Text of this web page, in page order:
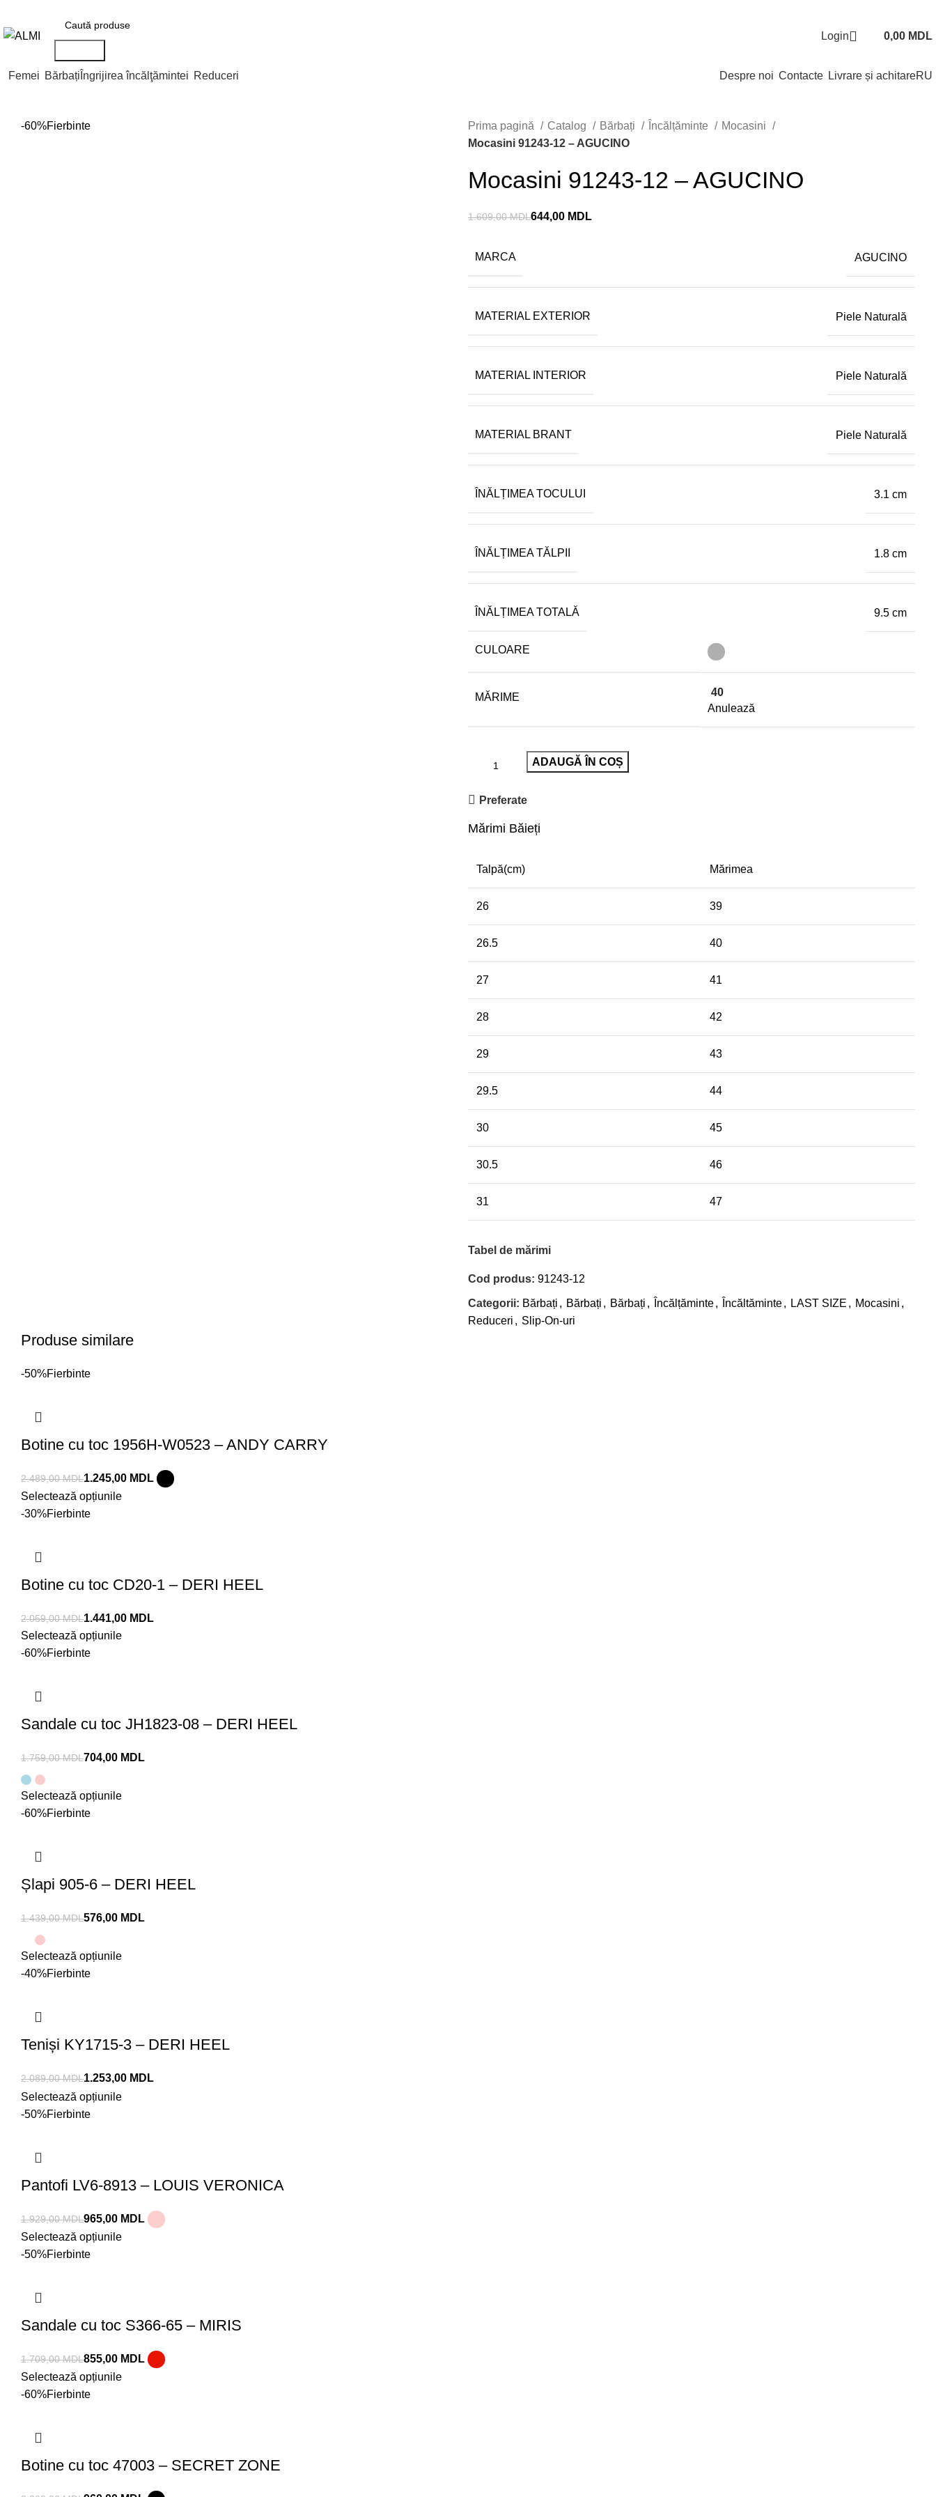
Login 0,00 MDL
Femei Bărbați Îngrijirea încălţămintei Reduceri Despre noi Contacte Livrare și achitareRU
-60%Fierbinte Prima pagină Catalog Bărbați Încălțăminte
Mocasini
Mocasini 91243-12 – AGUCINO
Mocasini 91243-12 – AGUCINO
1.609,00MDL644,00 MDL
MARCA AGUCINO
MATERIAL EXTERIOR Piele Naturală
MATERIAL INTERIOR Piele Naturală
MATERIAL BRANT Piele Naturală
ÎNĂLȚIMEA TOCULUI 3.1 cm
ÎNĂLȚIMEA TĂLPII 1.8 cm
ÎNĂLȚIMEA TOTALĂ 9.5 cm
CULOARE
MĂRIME
40
Anulează
ADAUGĂ ÎN COȘ
Preferate
Mărimi Băieți
Talpă(cm) Mărimea
26 39
26.5 40
27 41
28 42
29 43
29.5 44
30 45
30.5 46
31 47
Tabel de mărimi
Cod produs: 91243-12
Categorii: Bărbați , Bărbați , Bărbați , Încălțăminte, Încăltăminte, LAST SIZE , Mocasini ,
Reduceri , Slip-On-uri
Produse similare
-50%Fierbinte
Botine cu toc 1956H-W0523 – ANDY CARRY
2.489,00MDL1.245,00 MDL
Selectează opțiunile
-30%Fierbinte
Botine cu toc CD20-1 – DERI HEEL
2.059,00MDL1.441,00 MDL
Selectează opțiunile
-60%Fierbinte
Sandale cu toc JH1823-08 – DERI HEEL
1.759,00MDL704,00 MDL
Selectează opțiunile
-60%Fierbinte
Șlapi 905-6 – DERI HEEL
1.439,00MDL576,00 MDL
Selectează opțiunile
-40%Fierbinte
Teniși KY1715-3 – DERI HEEL
2.089,00MDL1.253,00 MDL
Selectează opțiunile
-50%Fierbinte
Pantofi LV6-8913 – LOUIS VERONICA
1.929,00MDL965,00 MDL
Selectează opțiunile
-50%Fierbinte
Sandale cu toc S366-65 – MIRIS
1.709,00MDL855,00 MDL
Selectează opțiunile
-60%Fierbinte
Botine cu toc 47003 – SECRET ZONE